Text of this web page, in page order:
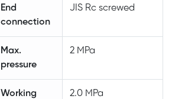
End
connection
JIS Rc screwed
Max.
pressure
2 MPa
Working
2.0 MPa